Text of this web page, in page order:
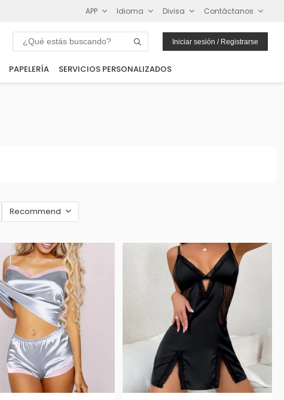
APP Idioma Divisa Contáctanos
Iniciar sesión / Registrarse
PAPELERÍA SERVICIOS PERSONALIZADOS
Recommend